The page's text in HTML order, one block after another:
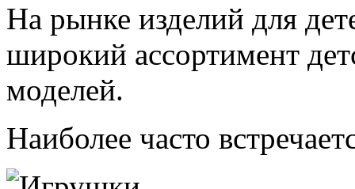
На рынке изделий для
широкий ассортимент
моделей.
Наиболее часто